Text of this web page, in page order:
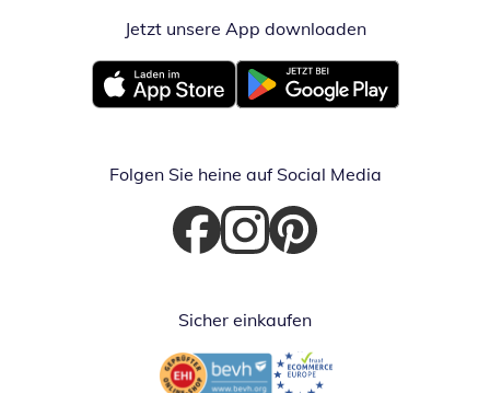
Jetzt unsere App downloadenÖffnet in
Öffnet in neuem FensterÖffnet in neuem Fenster
Folgen Sie heine auf Social Media
Öffnet in neuem Fenster
Öffnet in neuem Fenster
Öffnet in neuem Fenster
Sicher einkaufen